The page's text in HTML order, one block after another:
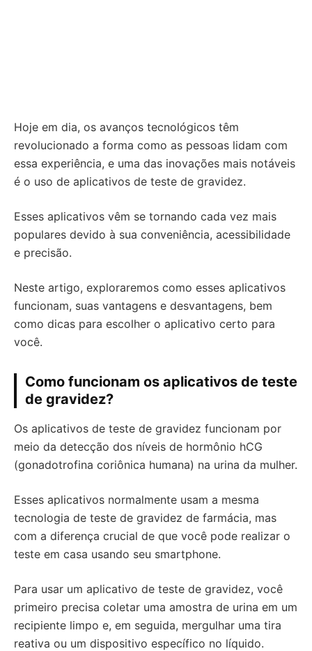
Hoje em dia, os avanços tecnológicos têm
revolucionado a forma como as pessoas lidam com
essa experiência, e uma das inovações mais notáveis
é o uso de aplicativos de teste de gravidez.
Esses aplicativos vêm se tornando cada vez mais
populares devido à sua conveniência, acessibilidade
e precisão.
Neste artigo, exploraremos como esses aplicativos
funcionam, suas vantagens e desvantagens, bem
como dicas para escolher o aplicativo certo para
você.
Como funcionam os aplicativos de teste
de gravidez?
Os aplicativos de teste de gravidez funcionam por
meio da detecção dos níveis de hormônio hCG
(gonadotrofina coriônica humana) na urina da mulher.
Esses aplicativos normalmente usam a mesma
tecnologia de teste de gravidez de farmácia, mas
com a diferença crucial de que você pode realizar o
teste em casa usando seu smartphone.
Para usar um aplicativo de teste de gravidez, você
primeiro precisa coletar uma amostra de urina em um
recipiente limpo e, em seguida, mergulhar uma tira
reativa ou um dispositivo específico no líquido.